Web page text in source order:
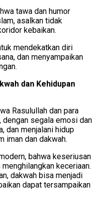
tawa dan humor
asalkan tidak
kebaikan.
mendekatkan diri
dan menyampaikan
dan Kehidupan
Rasulullah dan para
dengan segala emosi dan
dan menjalani hidup
iman dan dakwah.
bahwa keseriusan
keceriaan.
dakwah bisa menjadi
dapat tersampaikan